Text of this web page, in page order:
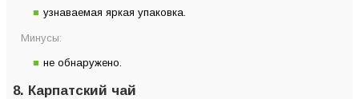
узнаваемая яркая упаковка.
Минусы:
не обнаружено.
8. Карпатский чай